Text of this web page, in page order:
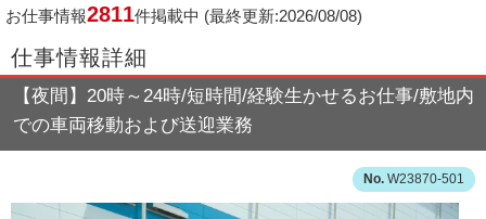
お仕事情報2811件掲載中 (最終更新:2026/08/08)
仕事情報詳細
【夜間】20時～24時/短時間/経験生かせるお仕事/敷地内
での車両移動および送迎業務
W23870-501